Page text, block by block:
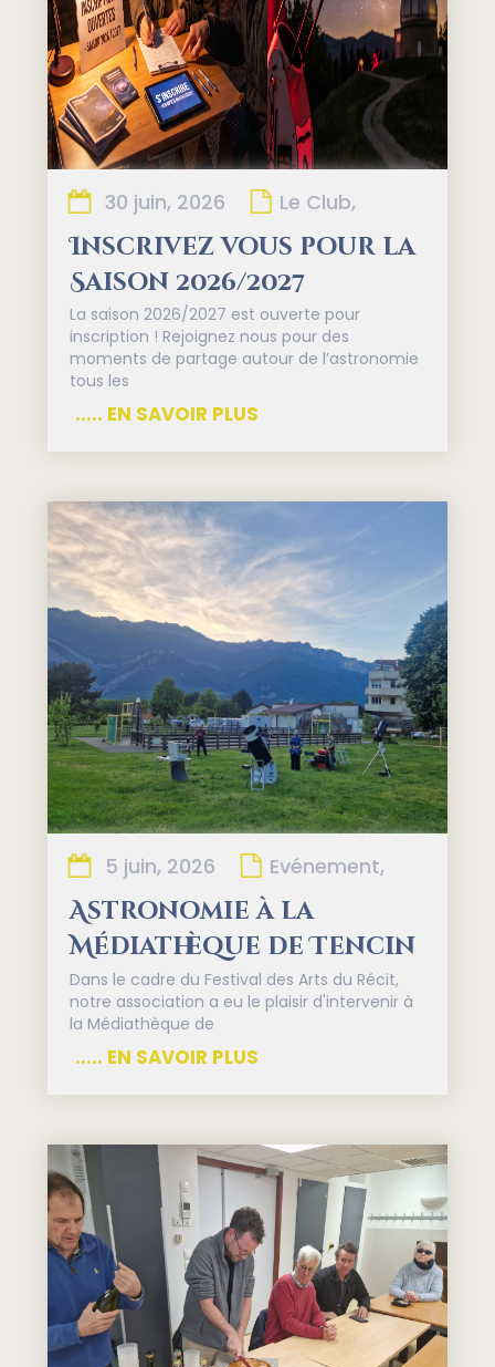
30 juin, 2026 Le Club,
Inscrivez vous pour la
Saison 2026/2027
La saison 2026/2027 est ouverte pour
inscription ! Rejoignez nous pour des
moments de partage autour de l’astronomie
tous les
..... EN SAVOIR PLUS
5 juin, 2026 Evénement,
Astronomie à la
Médiathèque de Tencin
Dans le cadre du Festival des Arts du Récit,
notre association a eu le plaisir d'intervenir à
la Médiathèque de
..... EN SAVOIR PLUS